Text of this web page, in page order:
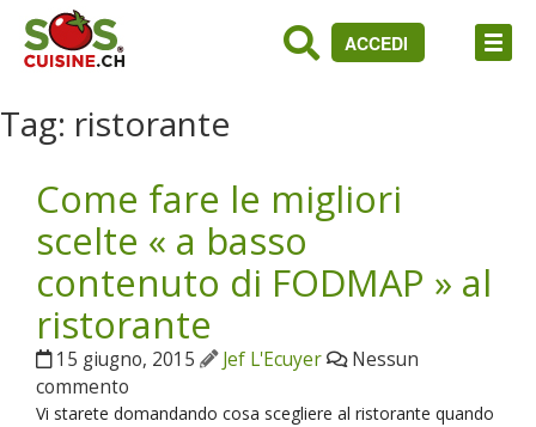
ACCEDI
Tag: ristorante
Come fare le migliori
scelte « a basso
contenuto di FODMAP » al
ristorante
15 giugno, 2015 Jef L'Ecuyer
Nessun
commento
Vi starete domandando cosa scegliere al ristorante quando